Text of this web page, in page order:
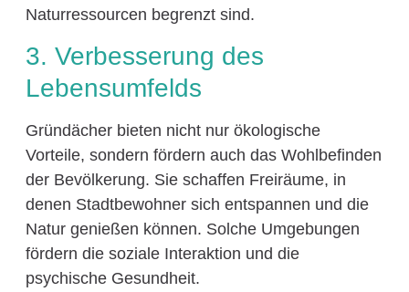
Naturressourcen begrenzt sind.
3. Verbesserung des
Lebensumfelds
Gründächer bieten nicht nur ökologische
Vorteile, sondern fördern auch das Wohlbefinden
der Bevölkerung. Sie schaffen Freiräume, in
denen Stadtbewohner sich entspannen und die
Natur genießen können. Solche Umgebungen
fördern die soziale Interaktion und die
psychische Gesundheit.